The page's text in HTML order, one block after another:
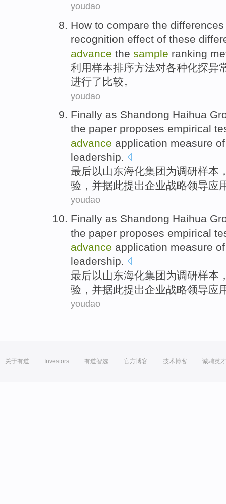
youdao
How to compare the differences
recognition effect of these
advance the sample ranking
利用样本排序方法对各种化探异
进行了 比较 。
youdao
Finally as Shandong Haihua
the paper proposes empirical
advance application measure
leadership.
最后以山东海化集团为调研样本
验 ， 并据此提出企业战略领导应
youdao
Finally as Shandong Haihua
the paper proposes empirical
advance application measure
leadership.
最后以山东海化集团为调研样本
验 ， 并据此提出企业战略领导应
youdao
关于有道 Investors 有道智选 官方博客 技术博客 诚聘英才